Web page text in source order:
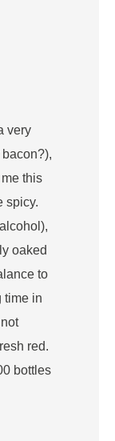
very
this
spicy.
oaked
to
time in
red.
bottles